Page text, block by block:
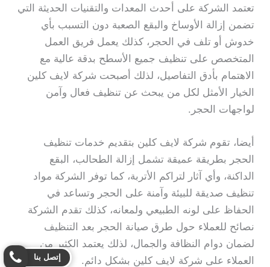
تعتمد الشركة على أحدث المعدات والتقنيات الحديثة التي
تضمن إزالة الأوساخ والبقع الصعبة دون التسبب بأي
خدوش أو تلف في الحجر، كذلك يعمل فريق العمل
المتخصص على تنظيف جميع الأسطح بدقة عالية مع
الاهتمام بأدق التفاصيل، لذلك أصبحت شركة لايف كلين
الخيار الأمثل لكل من يبحث عن تنظيف فعال وآمن
لواجهات الحجر.
أيضا، تقوم شركة لايف كلين بتقديم خدمات تنظيف
الحجر بطريقة عميقة تشمل إزالة الطحالب، البقع
الداكنة، وأي آثار لتراكم الأتربة، كما توفر الشركة مواد
تنظيف صديقة للبيئة وآمنة على الحجر وتساعد في
الحفاظ على لونه الطبيعي ولمعانه، كذلك تقدم الشركة
نصائح للعملاء حول طرق صيانة الحجر بعد التنظيف
لضمان دوام النظافة والجمال، لذلك يعتمد الكثير من
العملاء على شركة لايف كلين بشكل دائم.
إتصل بنا